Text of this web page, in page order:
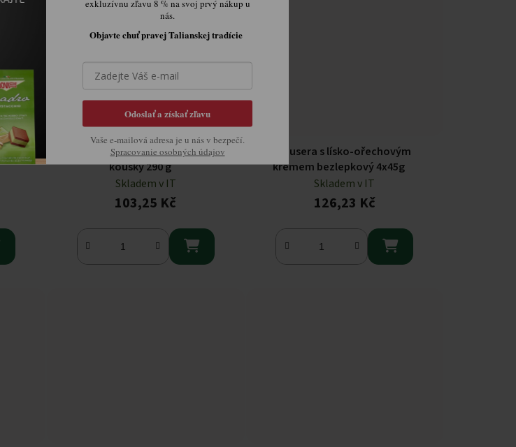
DI
Misura sušenky s čokoládovými
kousky 290 g
Skladem v IT
103,25 Kč

Galbusera s lísko-ořechovým
krémem bezlepkový 4x45g
Skladem v IT
126,23 Kč

exkluzívnu zľavu 8 % na svoj prvý nákup u
nás.
Objavte chuť pravej Talianskej tradície
Odoslať a získať zľavu
Vaše e-mailová adresa je u nás v bezpečí.
Spracovanie osobných údajov